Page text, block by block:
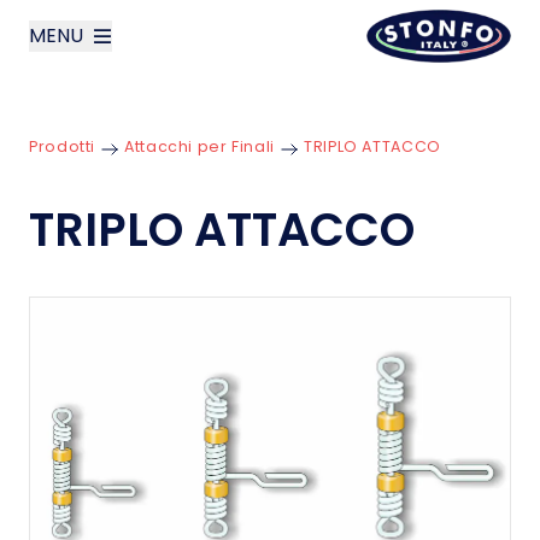
MENU
Prodotti
English
Prodotti Attacchi per Finali TRIPLO ATTACCO
TRIPLO ATTACCO